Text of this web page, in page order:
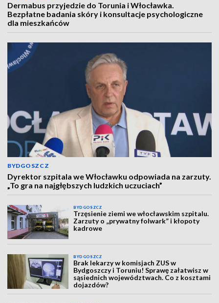
Dermabus przyjedzie do Torunia i Włocławka.
Bezpłatne badania skóry i konsultacje psychologiczne
dla mieszkańców
BYDGOSZCZ
Dyrektor szpitala we Włocławku odpowiada na zarzuty.
„To gra na najgłębszych ludzkich uczuciach”
BYDGOSZCZ
Trzęsienie ziemi we włocławskim szpitalu.
Zarzuty o „prywatny folwark” i kłopoty
kadrowe
BYDGOSZCZ
Brak lekarzy w komisjach ZUS w
Bydgoszczy i Toruniu! Sprawę załatwisz w
sąsiednich województwach. Co z kosztami
dojazdów?